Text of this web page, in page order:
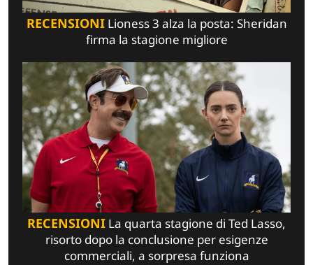
RECENSIONILioness 3 alza la posta: Sheridan
firma la stagione migliore
RECENSIONI La quarta stagione di Ted Lasso,
risorto dopo la conclusione per esigenze
commerciali, a sorpresa funziona